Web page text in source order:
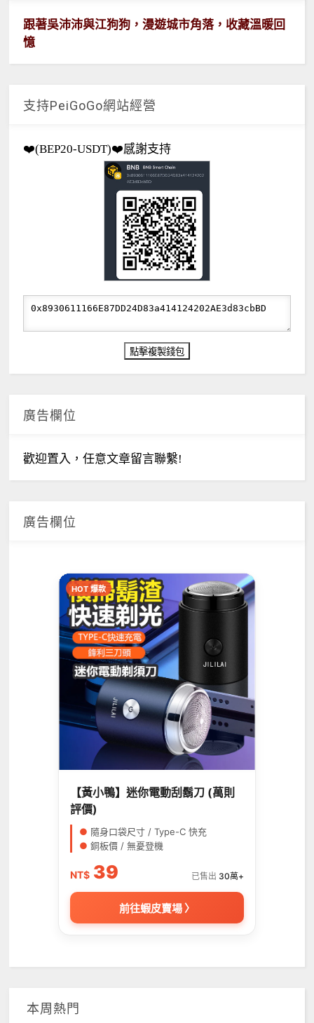
跟著吳沛沛與江狗狗，漫遊城市角落，收藏溫暖回
憶
支持PeiGoGo網站經營
❤️(BEP20-USDT)❤️感謝支持
廣告欄位
歡迎置入，任意文章留言聯繫!
廣告欄位
HOT 爆款
【黃小鴨】迷你電動刮鬍刀 (萬則
評價)
● 隨身口袋尺寸 / Type-C 快充
● 銅板價 / 無憂登機
NT$ 39 已售出 30萬+
前往蝦皮賣場 〉
本周熱門